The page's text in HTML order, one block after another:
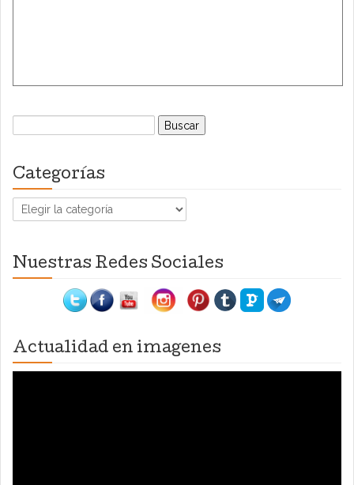
Buscar:
Categorías
Categorías
Nuestras Redes Sociales
Actualidad en imagenes